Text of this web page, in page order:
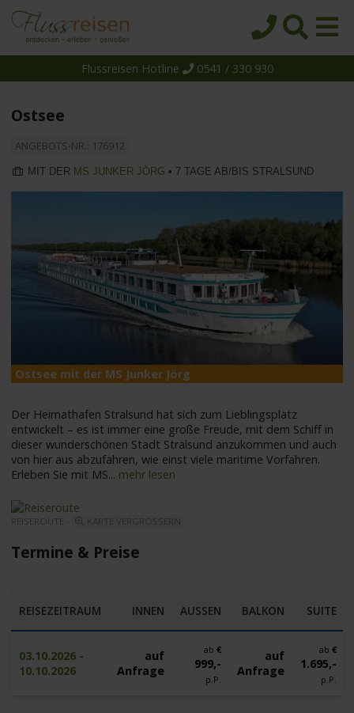
Reedereien
Über uns
Flussreisen Hotline 0541 / 330 930
Ostsee
ANGEBOTS-NR.: 176912
MIT DER MS JUNKER JÖRG • 7 TAGE AB/BIS STRALSUND
Ostsee mit der MS Junker Jörg
Der Heimathafen Stralsund hat sich zum Lieblingsplatz
entwickelt – es ist immer eine große Freude, mit dem Schiff in
dieser wunderschönen Stadt Stralsund anzukommen und auch
von hier aus abzufahren, wie einst viele maritime Vorfahren.
Erleben Sie mit MS... mehr lesen
REISEROUTE -
Termine & Preise
REISEZEITRAUM INNEN AUSSEN BALKON SUITE
03.10.2026 -
10.10.2026
auf
Anfrage
ab€
999,-
p.P.
auf
Anfrage
ab€
1.695,-
p.P.